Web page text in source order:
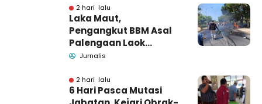
2 hari lalu
Laka Maut,
Pengangkut BBM Asal
Palengaan Laok
Pamekasan Meninggal
Jurnalis
2 hari lalu
6 Hari Pasca Mutasi